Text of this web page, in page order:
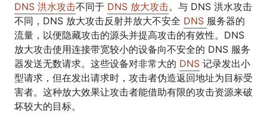
DNS 洪水攻击不同于 DNS 放大攻击。与 DNS 洪水攻击
不同，DNS 放大攻击反射并放大不安全 DNS 服务器的
流量，以便隐藏攻击的源头并提高攻击的有效性。DNS
放大攻击使用连接带宽较小的设备向不安全的 DNS 服务
器发送无数请求。这些设备对非常大的 DNS 记录发出小
型请求，但在发出请求时，攻击者伪造返回地址为目标受
害者。这种放大效果让攻击者能借助有限的攻击资源来破
坏较大的目标。